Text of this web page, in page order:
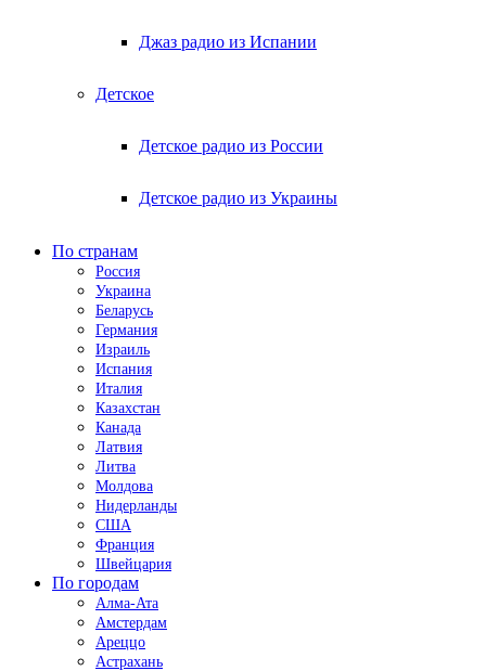
Джаз радио из Испании
Детское
Детское радио из России
Детское радио из Украины
По странам
Россия
Украина
Беларусь
Германия
Израиль
Испания
Италия
Казахстан
Канада
Латвия
Литва
Молдова
Нидерланды
США
Франция
Швейцария
По городам
Алма-Ата
Амстердам
Ареццо
Астрахань